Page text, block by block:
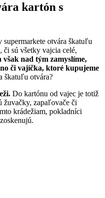
kartón s
otvára škatuľu
či sú všetky vajcia celé,
však nad tým zamyslíme,
či vajíčka, ktoré kupujeme
škatuľu otvára?
Do kartónu od vajec je totiž
žuvačky, zapaľovače či
krádežiam, pokladníci